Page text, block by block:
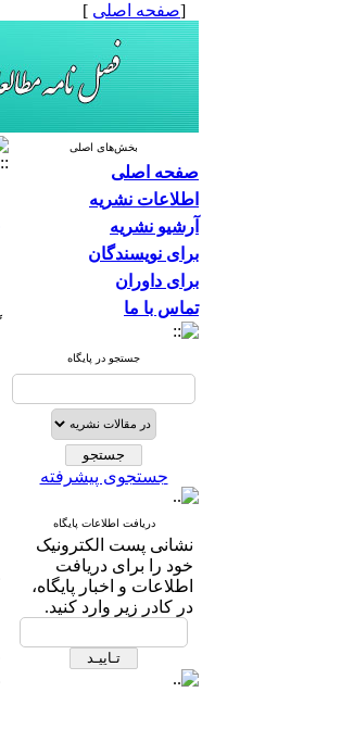
[صفحه اصلی ]
بخش‌های اصلی
صفحه اصلی
اطلاعات نشریه
آرشیو نشریه
برای نویسندگان
برای داوران
تماس با ما
جستجو در پایگاه
جستجوی پیشرفته
دریافت اطلاعات پایگاه
نشانی پست الکترونیک
خود را برای دریافت
اطلاعات و اخبار پایگاه،
در کادر زیر وارد کنید.